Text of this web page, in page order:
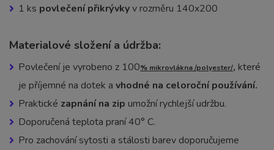
1 ks povlečení přikrývkyv rozměru 140x200
Materialové složení a údržba:
Povlečení je vyrobeno z 100% mikrovlákna /polyester/, které
je příjemné na dotek a vhodné na celoroční používání.
Praktické zapnání na zip umožní rychlejší udržbu.
Doporučená teplota praní 40° C.
Pro zachování sytosti a stálosti barev doporučujeme